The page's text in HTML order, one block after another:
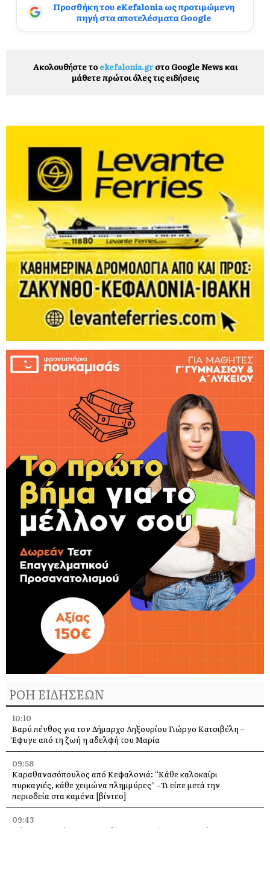
Προσθήκη του eKefalonia ως προτιμώμενη
πηγή στα αποτελέσματα Google
Ακολουθήστε το ekefalonia.grστο Google News και
μάθετε πρώτοι όλες τις ειδήσεις
ΡΟΗ ΕΙΔΗΣΕΩΝ
10:10
Βαρύ πένθος για τον Δήμαρχο Ληξουρίου Γιώργο Κατσιβέλη –
Έφυγε από τη ζωή η αδελφή του Μαρία
09:58
Καραθανασόπουλος από Κεφαλονιά: “Κάθε καλοκαίρι
πυρκαγιές, κάθε χειμώνα πλημμύρες” –Τι είπε μετά την
περιοδεία στα καμένα [βίντεο]
09:43
Πάρος: Νεκρό 4χρονο παιδί που εντοπίστηκε σε πισίνα beach